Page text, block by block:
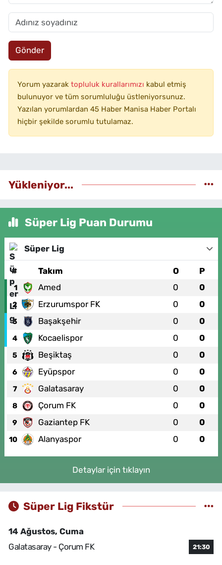
Gönder
Yorum yazarak topluluk kurallarımızı kabul etmiş
bulunuyor ve tüm sorumluluğu üstleniyorsunuz.
Yazılan yorumlardan 45 Haber Manisa Haber Portalı
hiçbir şekilde sorumlu tutulamaz.
Yükleniyor...
Süper Lig Puan Durumu
Süper Lig
# Takım O P
1 Amed 0 0
2 Erzurumspor FK 0 0
3 Başakşehir 0 0
4 Kocaelispor 0 0
5 Beşiktaş 0 0
6 Eyüpspor 0 0
7 Galatasaray 0 0
8 Çorum FK 0 0
9 Gaziantep FK 0 0
10 Alanyaspor 0 0
Detaylar için tıklayın
Süper Lig Fikstür
14 Ağustos, Cuma
Galatasaray - Çorum FK
21:30